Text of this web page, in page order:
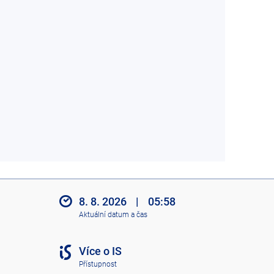
8. 8. 2026 | 05:58
Aktuální datum a čas
Více o IS
Přístupnost